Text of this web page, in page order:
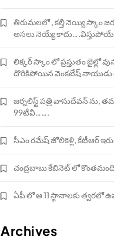
తిరుమలలో , కల్తీ నెయ్యి స్కాం
అసలు నెయ్యే కాదు….విస్తుపోయే
లిక్కర్ స్కాం లో ప్రస్తుతం జైల్లో
దొరికిపోయిన వెంకటేష్ నాయుడు
జర్నలిస్ట్ పత్రి వాసుదేవన్ ను,
99టీవీ…….
సీఎం రమేష్ జోలికెళ్లి, కేటీఆర్
చంద్రబాబు కేబినెట్ లో
ఏపీ లో ఆ 11 స్థానాలకు త్వరలో
Archives